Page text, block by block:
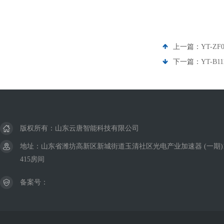
上一篇： YT-
下一篇： YT-
版权所有：山东云唐智能科技有限公司
地址：山东省潍坊高新区新城街道玉清社区光电产业加速器 (一期
415房间
备案号：